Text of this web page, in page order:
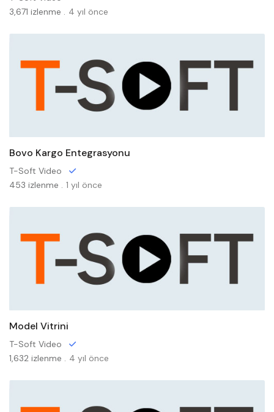
3,671 izlenme . 4 yıl önce
Bovo Kargo Entegrasyonu
T-Soft Video
453 izlenme . 1 yıl önce
Model Vitrini
T-Soft Video
1,632 izlenme . 4 yıl önce